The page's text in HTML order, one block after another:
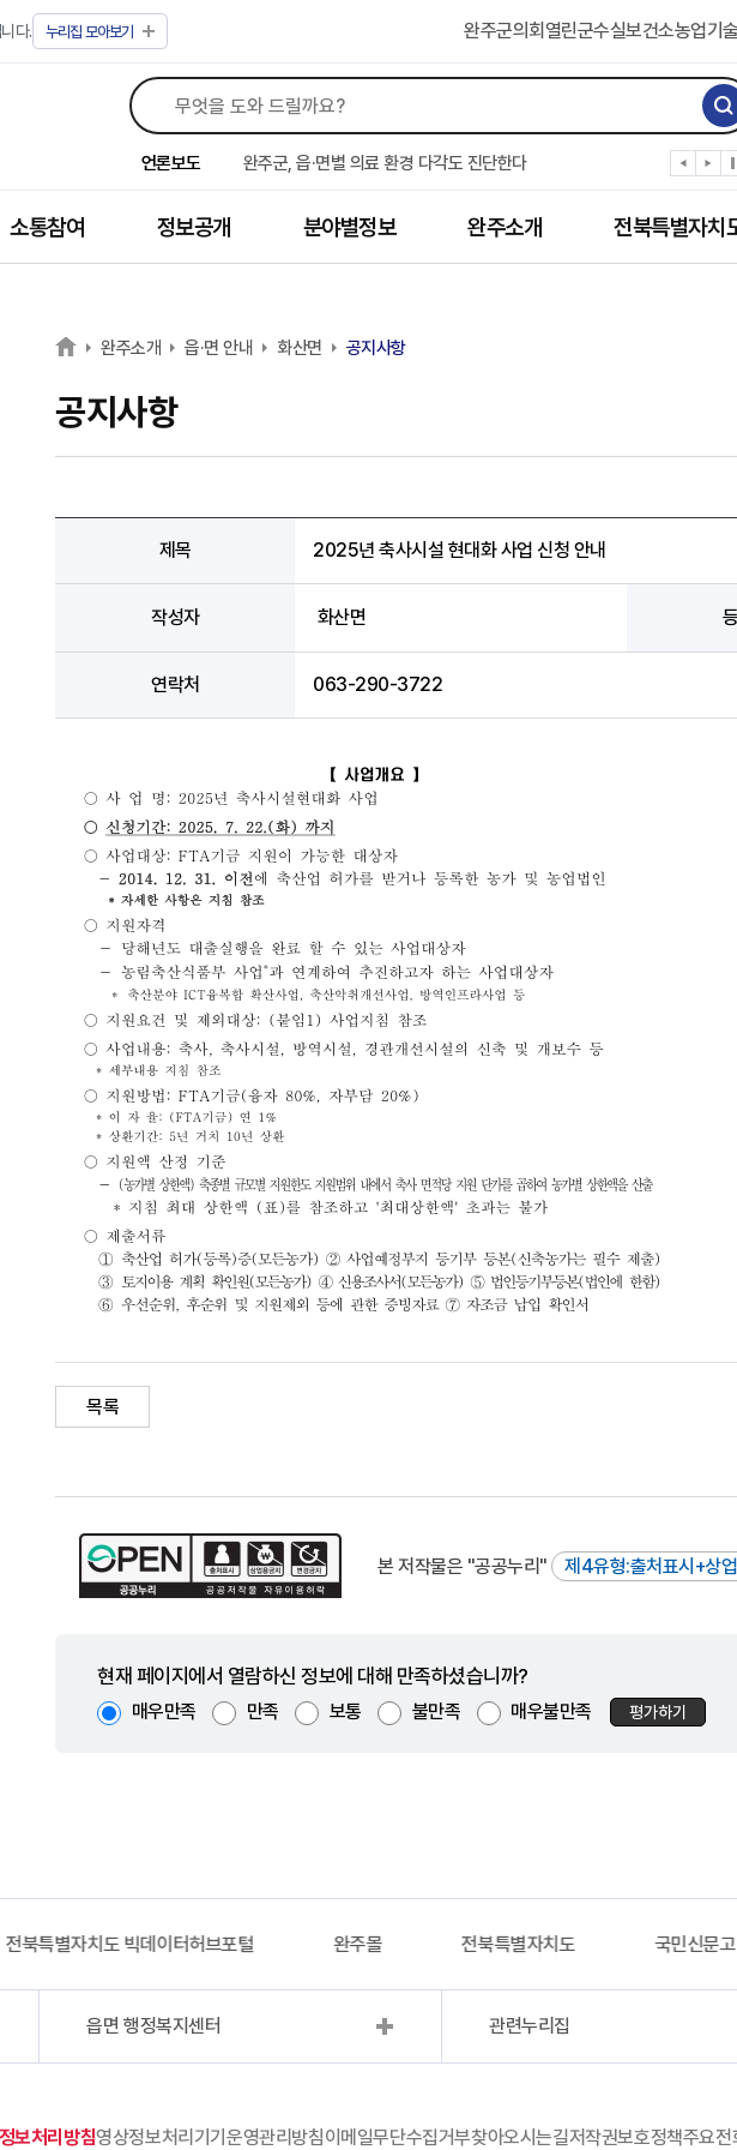
다. 누리집 모아보기 완주군의회 열린군수실보건소농업기
언론보도
완주군, ‘수의계약 총량제’ 개편 운영
완주군 청소년, 초록우산 지원으로 치과 치료
완주군, 읍·면별 의료 환경 다각도 진단한다
완주군, 모바일 헬스케어 “내 건강 변화 직접 확인”
완주군 “여름휴가철 청소년 안전 지킨다”
완주 청소년, 삼성 임직원 만나 미래 진로 그린다
전북은행, 완주군에 ‘시원키트’ 60세트 기탁
유희태 완주군수, 친환경 농업인 현장 목소리 경청
소통참여 정보공개 분야별정보 완주소개 전북특별자치
완주소개 읍·면 안내 화산면 공지사항
공지사항
제목 2025년 축사시설 현대화 사업 신청 안내
작성자 화산면
연락처 063-290-3722
목록
본 저작물은 "공공누리" 제4유형:출처표시+상
현재 페이지에서 열람하신 정보에 대해 만족하셨습니까?
매우만족 만족 보통 불만족 매우불만족 평가하기
전북특별자치도 빅데이터허브포털 완주몰 전북특별자치도 국민신문고
읍면 행정복지센터 관련누리집
보처리방침영상정보처리기기운영관리방침이메일무단수집거부찾아오시는길저작권보호정책주요전